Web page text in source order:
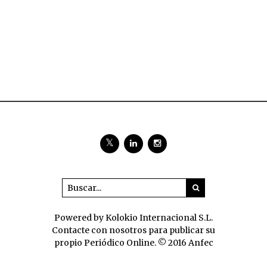
Powered by Kolokio Internacional S.L.
Contacte con nosotros para publicar su
propio Periódico Online. © 2016 Anfec